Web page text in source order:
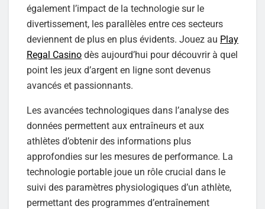
également l’impact de la technologie sur le
divertissement, les parallèles entre ces secteurs
deviennent de plus en plus évidents. Jouez au Play
Regal Casino dès aujourd’hui pour découvrir à quel
point les jeux d’argent en ligne sont devenus
avancés et passionnants.
Les avancées technologiques dans l’analyse des
données permettent aux entraîneurs et aux
athlètes d’obtenir des informations plus
approfondies sur les mesures de performance. La
technologie portable joue un rôle crucial dans le
suivi des paramètres physiologiques d’un athlète,
permettant des programmes d’entraînement